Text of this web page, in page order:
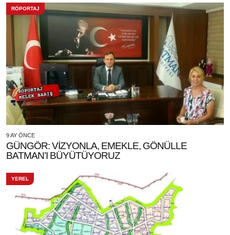
RÖPORTAJ
9 AY ÖNCE
GÜNGÖR: VİZYONLA, EMEKLE, GÖNÜLLE
BATMAN’I BÜYÜTÜYORUZ
YEREL